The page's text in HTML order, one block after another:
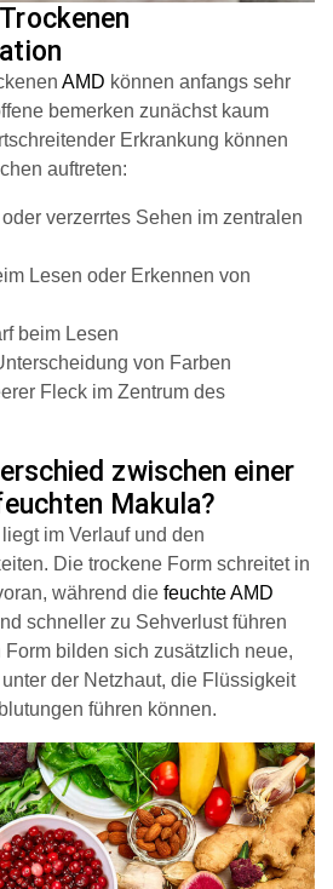
AMD können anfangs sehr
bemerken zunächst kaum
Erkrankung können
auftreten:
verzerrtes Sehen im zentralen
Lesen oder Erkennen von
beim Lesen
von Farben
Fleck im Zentrum des
zwischen einer
Makula?
im Verlauf und den
Die trockene Form schreitet in
während die feuchte AMD
schneller zu Sehverlust führen
Form bilden sich zusätzlich neue,
der Netzhaut, die Flüssigkeit
führen können.